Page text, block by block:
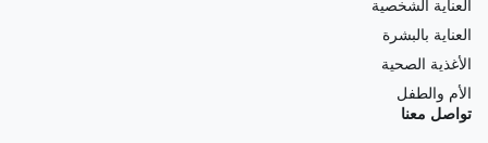
العناية الشخصية
العناية بالبشرة
الأغذية الصحية
الأم والطفل
تواصل معنا